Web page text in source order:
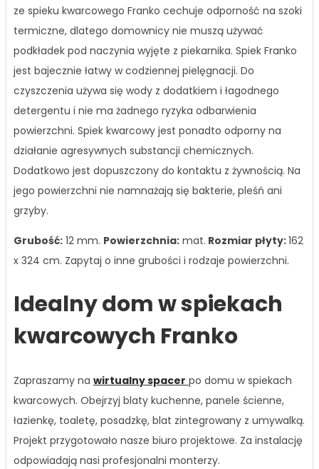
ze spieku kwarcowego Franko cechuje odporność na szoki
termiczne, dlatego domownicy nie muszą używać
podkładek pod naczynia wyjęte z piekarnika. Spiek Franko
jest bajecznie łatwy w codziennej pielęgnacji. Do
czyszczenia używa się wody z dodatkiem i łagodnego
detergentu i nie ma żadnego ryzyka odbarwienia
powierzchni. Spiek kwarcowy jest ponadto odporny na
działanie agresywnych substancji chemicznych.
Dodatkowo jest dopuszczony do kontaktu z żywnością. Na
jego powierzchni nie namnażają się bakterie, pleśń ani
grzyby.
Grubość: 12 mm. Powierzchnia: mat. Rozmiar płyty:162
x 324 cm. Zapytaj o inne grubości i rodzaje powierzchni.
Idealny dom w spiekach
kwarcowych Franko
Zapraszamy na wirtualny spacer po domu w spiekach
kwarcowych. Obejrzyj blaty kuchenne, panele ścienne,
łazienkę, toaletę, posadzkę, blat zintegrowany z umywalką.
Projekt przygotowało nasze biuro projektowe. Za instalację
odpowiadają nasi profesjonalni monterzy.